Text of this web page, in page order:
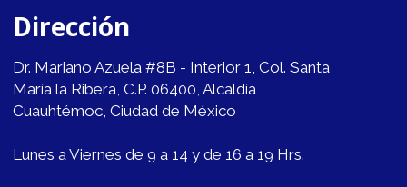
Dirección
Dr. Mariano Azuela #8B - Interior 1, Col. Santa
María la Ribera, C.P. 06400, Alcaldía
Cuauhtémoc, Ciudad de México
Lunes a Viernes de 9 a 14 y de 16 a 19 Hrs.